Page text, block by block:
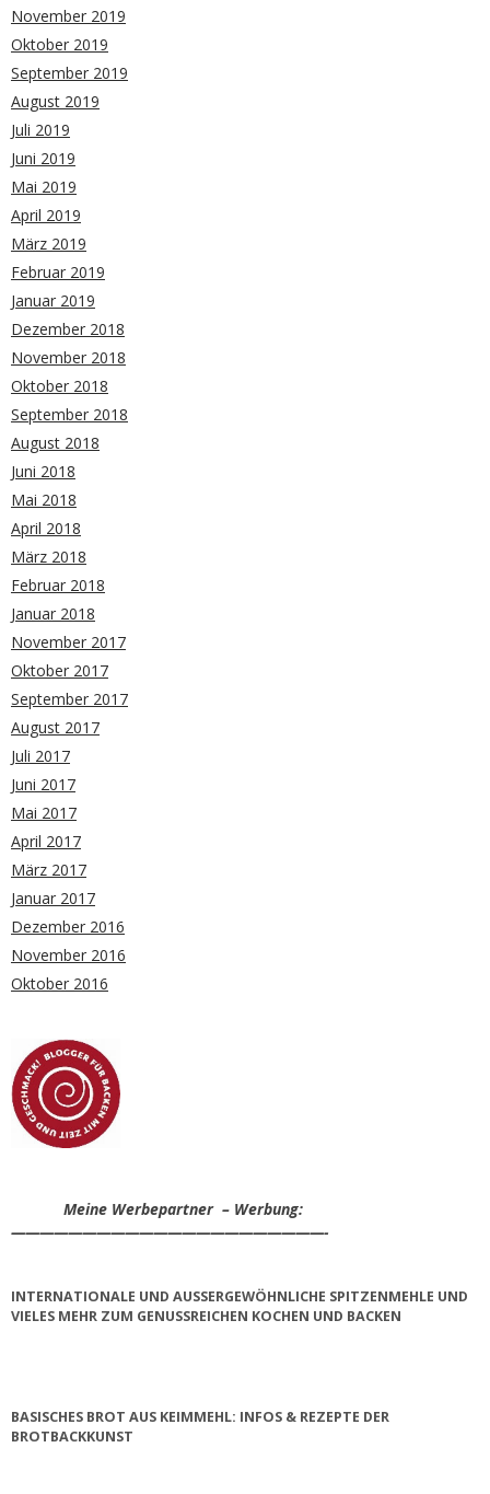
November 2019
Oktober 2019
September 2019
August 2019
Juli 2019
Juni 2019
Mai 2019
April 2019
März 2019
Februar 2019
Januar 2019
Dezember 2018
November 2018
Oktober 2018
September 2018
August 2018
Juni 2018
Mai 2018
April 2018
März 2018
Februar 2018
Januar 2018
November 2017
Oktober 2017
September 2017
August 2017
Juli 2017
Juni 2017
Mai 2017
April 2017
März 2017
Januar 2017
Dezember 2016
November 2016
Oktober 2016
Meine Werbepartner – Werbung:
——————————————————————-
INTERNATIONALE UND AUSSERGEWÖHNLICHE SPITZENMEHLE UND V
IELES MEHR ZUM GENUSSREICHEN KOCHEN UND BACKEN
BASISCHES BROT AUS KEIMMEHL: INFOS & REZEPTE DER
BROTBACKKUNST